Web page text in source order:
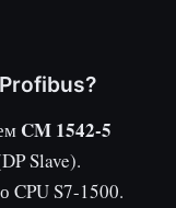
CM 1542-5
Slave).
CPU S7-1500.